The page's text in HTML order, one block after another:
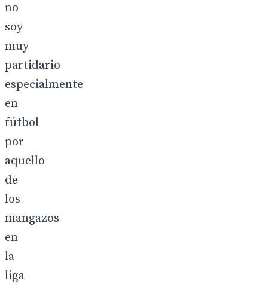
no
soy
muy
partidario
especialmente
en
fútbol
por
aquello
de
los
mangazos
en
la
liga